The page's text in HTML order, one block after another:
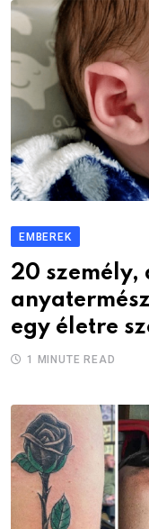
EMBEREK
20 személy,
egy életre
1 MINUTE READ